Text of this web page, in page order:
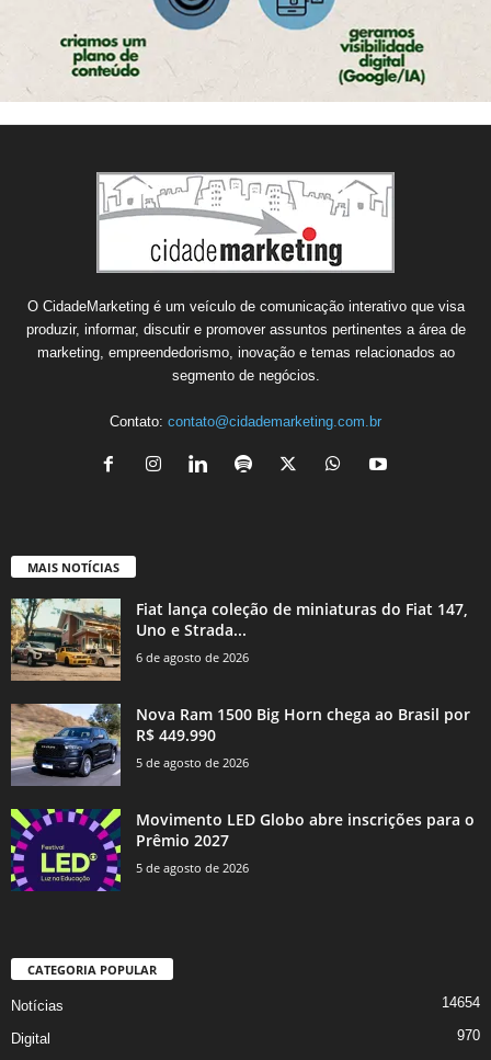
O CidadeMarketing é um veículo de comunicação interativo que visa
produzir, informar, discutir e promover assuntos pertinentes a área de
marketing, empreendedorismo, inovação e temas relacionados ao
segmento de negócios.
Contato: contato@cidademarketing.com.br
MAIS NOTÍCIAS
Fiat lança coleção de miniaturas do Fiat 147,
Uno e Strada...
6 de agosto de 2026
Nova Ram 1500 Big Horn chega ao Brasil por
R$ 449.990
5 de agosto de 2026
Movimento LED Globo abre inscrições para o
Prêmio 2027
5 de agosto de 2026
CATEGORIA POPULAR
Notícias 14654
Digital
970